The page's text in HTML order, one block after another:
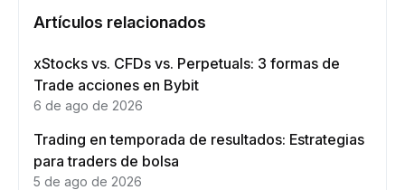
Artículos relacionados
xStocks vs. CFDs vs. Perpetuals: 3 formas de
Trade acciones en Bybit
6 de ago de 2026
Trading en temporada de resultados: Estrategias
para traders de bolsa
5 de ago de 2026